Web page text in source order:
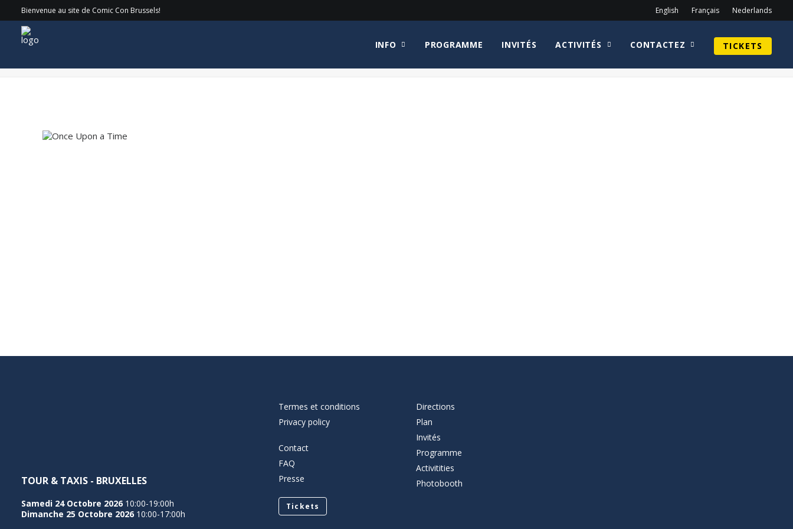
Bienvenue au site de Comic Con Brussels! English Français Nederlands
INFO PROGRAMME INVITÉS ACTIVITÉS CONTACTEZ TICKETS
Once Upon a Time Home Sean Astin Once Upon a Time
TOUR & TAXIS - BRUXELLES
Samedi 24 Octobre 2026 10:00-19:00h
Dimanche 25 Octobre 2026 10:00-17:00h
Termes et conditions
Privacy policy
Contact
FAQ
Presse
Tickets
Directions
Plan
Invités
Programme
Activitities
Photobooth